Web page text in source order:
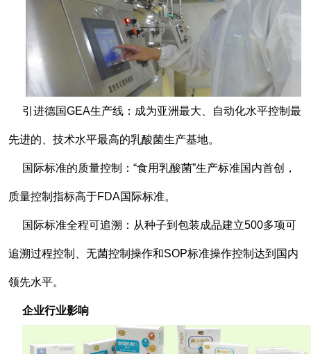
引进德国GEA生产线：成为亚洲最大、自动化水平控制最
先进的、技术水平最高的乳酸菌生产基地。
国际标准的质量控制：“食用乳酸菌”生产标准国内首创，
质量控制指标高于FDA国际标准。
国际标准全程可追溯：从种子到包装成品建立500多项可
追溯过程控制、无菌控制操作和SOP标准操作控制达到国内
领先水平。
企业行业影响